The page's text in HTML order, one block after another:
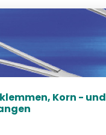
Korn - und